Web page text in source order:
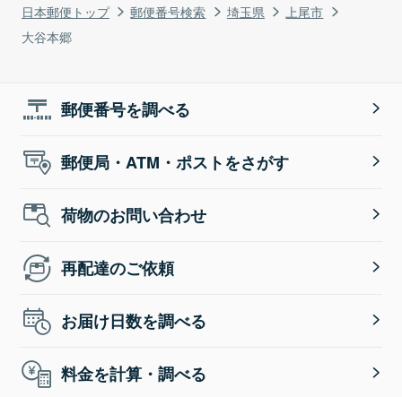
日本郵便トップ 郵便番号検索 埼玉県
上尾市
大谷本郷
郵便番号を調べる
郵便局・ATM・ポストをさがす
荷物のお問い合わせ
再配達のご依頼
お届け日数を調べる
料金を計算・調べる